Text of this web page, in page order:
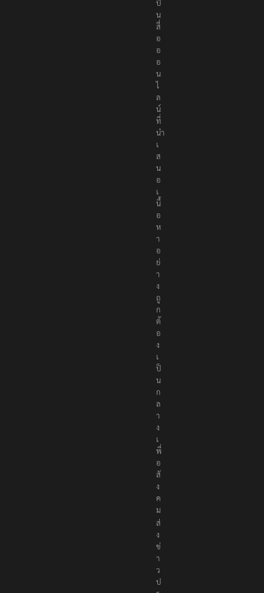
ป็
น
สื่
อ
อ
อ
น
ไ
ล
น์
ที่
นำ
เ
ส
น
อ
เ
นื้
อ
ห
า
อ
ย่
า
ง
ถู
ก
ต้
อ
ง
เ
ป็
น
ก
ล
า
ง
เ
พื่
อ
สั
ง
ค
ม
ส่
ง
ข่
า
ว
ป